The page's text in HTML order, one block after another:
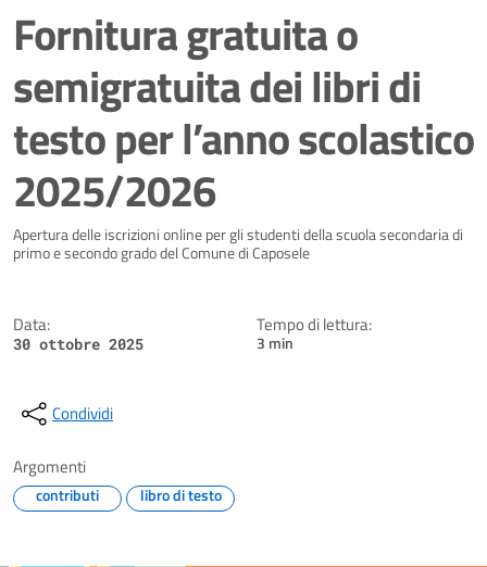
Fornitura gratuita o
semigratuita dei libri di
testo per l’anno scolastico
2025/2026
Dettagli della notizia
Apertura delle iscrizioni online per gli studenti della scuola secondaria di
primo e secondo grado del Comune di Caposele
Data:
30 ottobre 2025
Tempo di lettura:
3 min
Condividi
Argomenti
contributi libro di testo